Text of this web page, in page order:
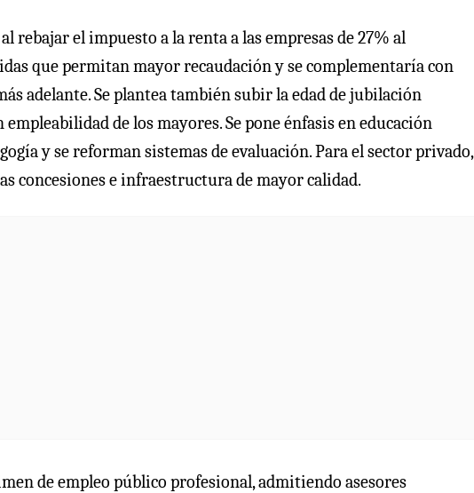
rebajar el impuesto a la renta a las empresas de 27% al
que permitan mayor recaudación y se complementaría con
adelante. Se plantea también subir la edad de jubilación
de los mayores. Se pone énfasis en educación
y se reforman sistemas de evaluación. Para el sector privado,
concesiones e infraestructura de mayor calidad.
de empleo público profesional, admitiendo asesores